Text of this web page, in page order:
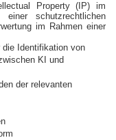
Property (IP) im
schutzrechtlichen
im Rahmen einer
die Identifikation von
KI und
der relevanten